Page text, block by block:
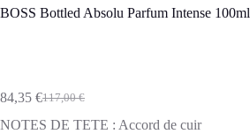
BOSS Bottled Absolu Parfum Intense 100ml
117,00€
Le
prix
84,35 €Le
prix
NOTES DE TETE : Accord de cuir